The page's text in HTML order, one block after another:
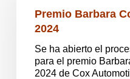
Año»
Premio Barbara
2024
Se ha abierto el
para el premio
2024 de Cox